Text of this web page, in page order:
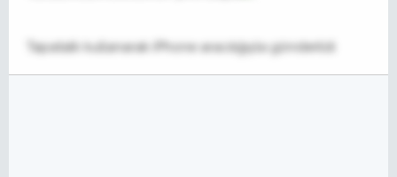
Tapatalk kullanarak iPhone aracılığıyla gönderildi